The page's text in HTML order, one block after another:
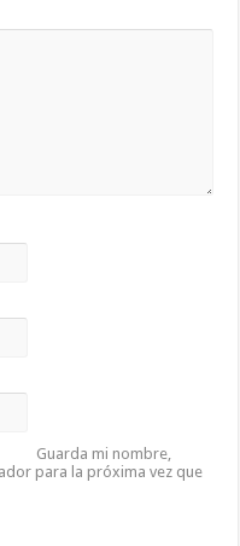
Guarda mi nombre,
para la próxima vez que